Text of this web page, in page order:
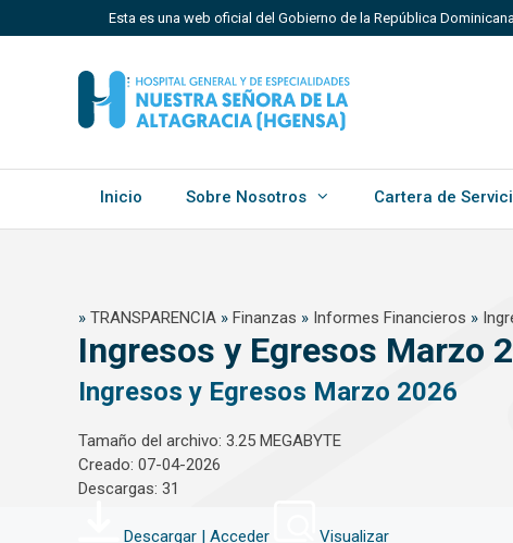
al
Esta es una web oficial del Gobierno de la República
Un sitio .gob.do, .gov.do o .mil.do significa que pertenece
Estado dominicano.
Inicio Sobre Nosotros Cartera de
» TRANSPARENCIA » Finanzas » Informes Financieros »
Ingresos y Egresos Marzo
Ingresos y Egresos Marzo 2026
Tamaño del archivo: 3.25 MEGABYTE
Creado: 07-04-2026
Descargas: 31
Descargar | Acceder Visualizar